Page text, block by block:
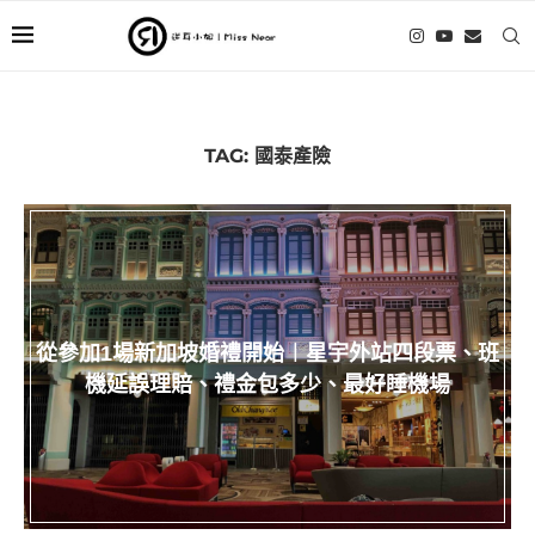
TAG: 國泰產險
從參加1場新加坡婚禮開始︱星宇外站四段票、班
機延誤理賠、禮金包多少、最好睡機場